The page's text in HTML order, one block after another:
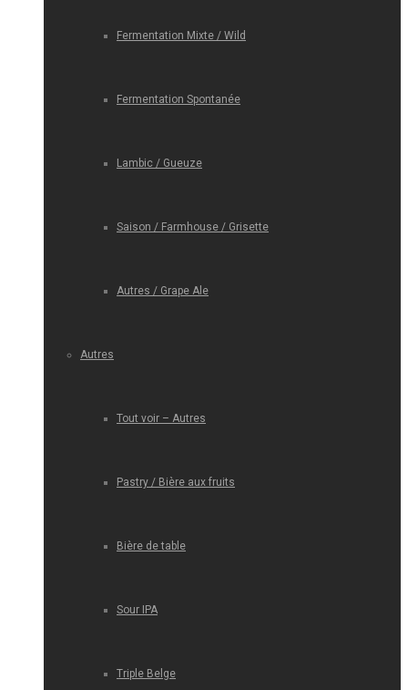
Fermentation Mixte / Wild
Fermentation Spontanée
Lambic / Gueuze
Saison / Farmhouse / Grisette
Autres / Grape Ale
Autres
Tout voir – Autres
Pastry / Bière aux fruits
Bière de table
Sour IPA
Triple Belge